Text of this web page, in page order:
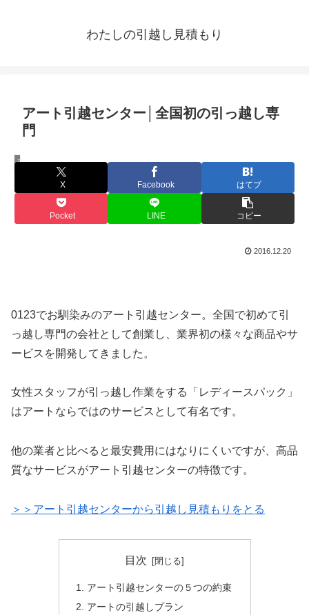
わたしの引越し見積もり
アート引越センター│全国初の引っ越し専
門
引越し業者の特徴
X Facebook はてブ
Pocket LINE コピー
2016.12.20
0123でお馴染みのアート引越センター。全国で初めて引
っ越し専門の会社として創業し、業界初の様々な商品やサ
ービスを開発してきました。
女性スタッフが引っ越し作業をする「レディースパック」
はアートならではのサービスとして有名です。
他の業者と比べると最安費用にはなりにくいですが、高品
質なサービスがアート引越センターの特徴です。
＞＞アート引越センターから引越し見積もりをとる
目次
アート引越センターの５つの約束
アートの引越しプラン